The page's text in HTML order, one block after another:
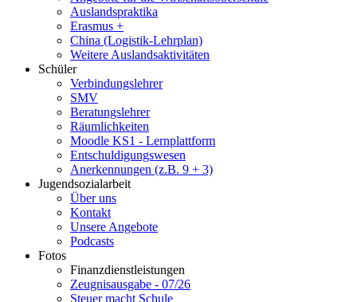
Auslandspraktika
Erasmus +
China (Logistik-Lehrplan)
Weitere Auslandsaktivitäten
Schüler
Verbindungslehrer
SMV
Beratungslehrer
Räumlichkeiten
Moodle KS1 - Lernplattform
Entschuldigungswesen
Anerkennungen (z.B. 9 + 3)
Jugendsozialarbeit
Über uns
Kontakt
Unsere Angebote
Podcasts
Fotos
Finanzdienstleistungen
Zeugnisausgabe - 07/26
Steuer macht Schule